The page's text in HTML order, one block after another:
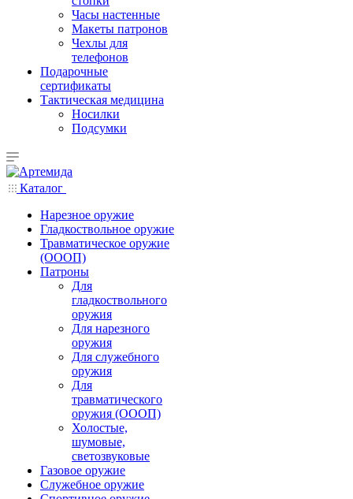
Часы настенные
Макеты патронов
Чехлы для
телефонов
Подарочные
сертификаты
Тактическая медицина
Носилки
Подсумки
Каталог
Нарезное оружие
Гладкоствольное оружие
Травматическое оружие
(ОООП)
Патроны
Для
гладкоствольного
оружия
Для нарезного
оружия
Для служебного
оружия
Для
травматического
оружия (ОООП)
Холостые,
шумовые,
светозвуковые
Газовое оружие
Служебное оружие